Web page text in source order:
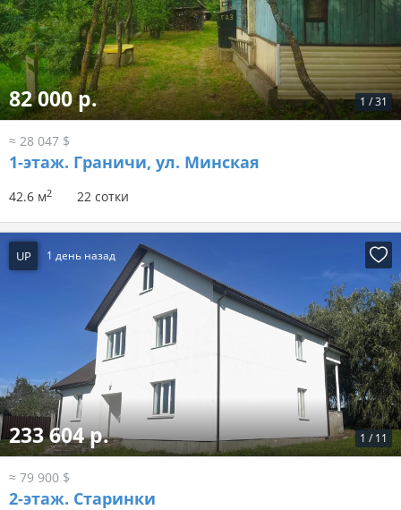
1 /31
82 000 р.
≈ 28 047 $
1-этаж. Граничи, ул. Минская
42.6 м2 22 сотки
UP 1 день назад
1 / 11
233 604 р.
≈ 79 900 $
2-этаж. Старинки